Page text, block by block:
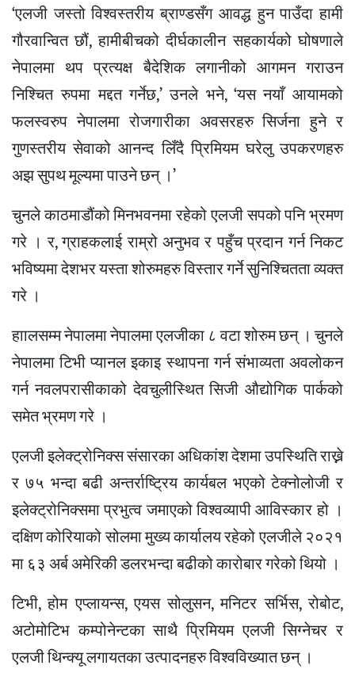
‘एलजी जस्तो विश्वस्तरीय ब्राण्डसँग आवद्ध हुन पाउँदा हामी
गौरवान्वित छौं, हामीबीचको दीर्घकालीन सहकार्यको घोषणाले
नेपालमा थप प्रत्यक्ष बैदेशिक लगानीको आगमन गराउन
निश्चित रुपमा मद्दत गर्नेछ,’ उनले भने, ‘यस नयाँ आयामको
फलस्वरुप नेपालमा रोजगारीका अवसरहरु सिर्जना हुने र
गुणस्तरीय सेवाको आनन्द लिँदै प्रिमियम घरेलु उपकरणहरु
अझ सुपथ मूल्यमा पाउने छन् ।’
चुनले काठमाडौंको मिनभवनमा रहेको एलजी सपको पनि भ्रमण
गरे । र, ग्राहकलाई राम्रो अनुभव र पहुँच प्रदान गर्न निकट
भविष्यमा देशभर यस्ता शोरुमहरु विस्तार गर्ने सुनिश्चितता व्यक्त
गरे ।
हाालसम्म नेपालमा नेपालमा एलजीका ८ वटा शोरुम छन् । चुनले
नेपालमा टिभी प्यानल इकाइ स्थापना गर्न संभाव्यता अवलोकन
गर्न नवलपरासीकाको देवचुलीस्थित सिजी औद्योगिक पार्कको
समेत भ्रमण गरे ।
एलजी इलेक्ट्रोनिक्स संसारका अधिकांश देशमा उपस्थिति राख्ने
र ७५ भन्दा बढी अन्तर्राष्ट्रिय कार्यबल भएको टेक्नोलोजी र
इलेक्ट्रोनिक्समा प्रभुत्व जमाएको विश्वव्यापी आविस्कार हो ।
दक्षिण कोरियाको सोलमा मुख्य कार्यालय रहेको एलजीले २०२१
मा ६३ अर्ब अमेरिकी डलरभन्दा बढीको कारोबार गरेको थियो ।
टिभी, होम एप्लायन्स, एयस सोलुसन, मनिटर सर्भिस, रोबोट,
अटोमोटिभ कम्पोनेन्टका साथै प्रिमियम एलजी सिग्नेचर र
एलजी थिन्क्यू लगायतका उत्पादनहरु विश्वविख्यात छन् ।